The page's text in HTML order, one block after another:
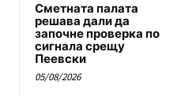
Сметната палата
решава дали да
започне проверка по
сигнала срещу
Пеевски
05/08/2026